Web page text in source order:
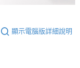
顯示電腦版詳細說明